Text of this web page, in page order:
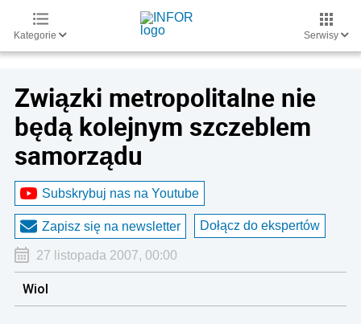
Kategorie Serwisy
Związki metropolitalne nie
będą kolejnym szczeblem
samorządu
Subskrybuj nas na Youtube
Zapisz się na newsletter Dołącz do ekspertów
27 listopada 2007, 00:00
Wiol